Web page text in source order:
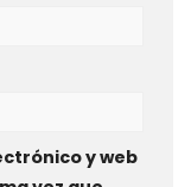
y web